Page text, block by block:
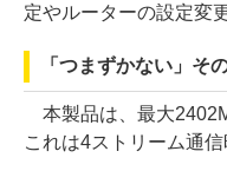
定やルーターの設定変
「つまずかない」そ
本製品は、最大
これは4ストリーム通信